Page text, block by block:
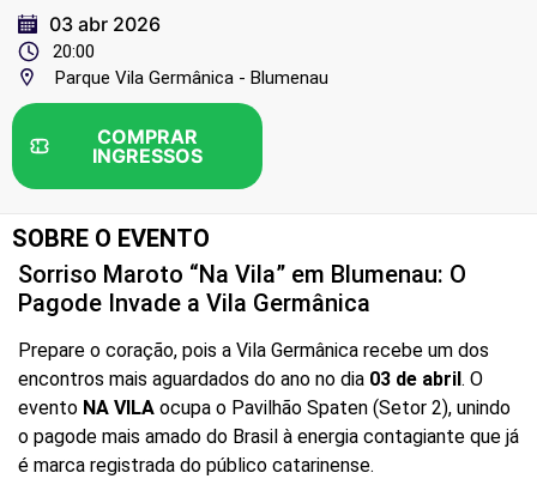
03 abr 2026
20:00
Parque Vila Germânica - Blumenau
COMPRAR
INGRESSOS
SOBRE O EVENTO
Sorriso Maroto “Na Vila” em Blumenau: O
Pagode Invade a Vila Germânica
Prepare o coração, pois a Vila Germânica recebe um dos
encontros mais aguardados do ano no dia 03 de abril. O
evento NA VILA ocupa o Pavilhão Spaten (Setor 2), unindo
o pagode mais amado do Brasil à energia contagiante que já
é marca registrada do público catarinense.